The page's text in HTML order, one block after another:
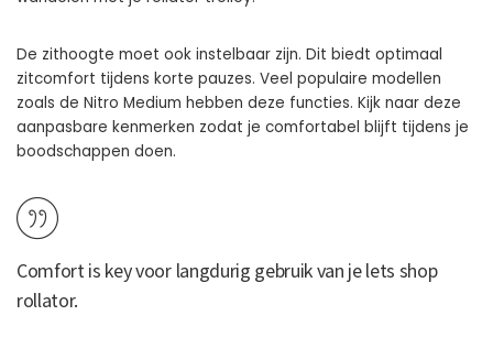
De zithoogte moet ook instelbaar zijn. Dit biedt optimaal
zitcomfort tijdens korte pauzes. Veel populaire modellen
zoals de Nitro Medium hebben deze functies. Kijk naar deze
aanpasbare kenmerken zodat je comfortabel blijft tijdens je
boodschappen doen.
Comfort is key voor langdurig gebruik van je lets shop
rollator.